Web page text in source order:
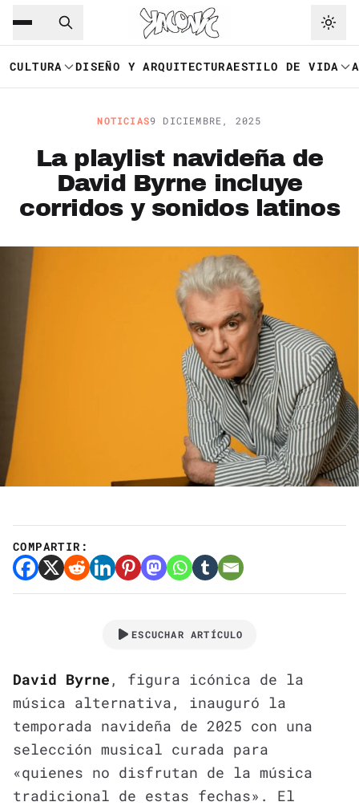
Saltar al contenido principal
CULTURA DISEÑO Y ARQUITECTURAESTILO DE VIDA
NOTICIAS9 DICIEMBRE, 2025
La playlist navideña de
David Byrne incluye
corridos y sonidos latinos
COMPARTIR:
ESCUCHAR ARTÍCULO
David Byrne , figura icónica de la
música alternativa, inauguró la
temporada navideña de 2025 con una
selección musical curada para
«quienes no disfrutan de la música
tradicional de estas fechas». El